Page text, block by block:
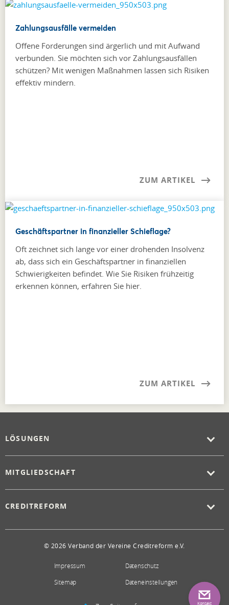
Zahlungsausfälle vermeiden
Offene Forderungen sind ärgerlich und mit Aufwand
verbunden. Sie möchten sich vor Zahlungsausfällen
schützen? Mit wenigen Maßnahmen lassen sich Risiken
effektiv mindern.
ZUM ARTIKEL
Geschäftspartner in finanzieller Schieflage?
Oft zeichnet sich lange vor einer drohenden Insolvenz
ab, dass sich ein Geschäftspartner in finanziellen
Schwierigkeiten befindet. Wie Sie Risiken frühzeitig
erkennen können, erfahren Sie hier.
ZUM ARTIKEL
LÖSUNGEN
MITGLIEDSCHAFT
CREDITREFORM
© 2026 Verband der Vereine Creditreform e.V.
Impressum
Datenschutz
Sitemap
Dateneinstellungen
Kontakt